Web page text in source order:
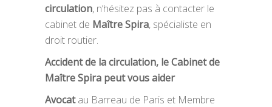
circulation, n’hésitez pas à contacter le
cabinet de Maître Spira, spécialiste en
droit routier.
Accident de la circulation, le Cabinet de
Maître Spira peut vous aider
Avocatau Barreau de Paris et Membre